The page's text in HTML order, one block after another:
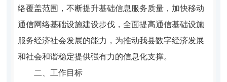
络覆盖范围，不断提升基础信息服务质量，加快移动
通信网络基础设施建设步伐，全面提高通信基础设施
服务经济社会发展的能力，为推动我县数字经济发展
和社会和谐稳定提供强有力的信息化支撑。
二、工作目标